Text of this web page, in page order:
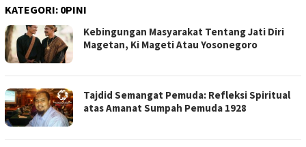
KATEGORI: 0PINI
Kebingungan Masyarakat Tentang Jati Diri
Magetan, Ki Mageti Atau Yosonegoro
Tajdid Semangat Pemuda: Refleksi Spiritual
atas Amanat Sumpah Pemuda 1928